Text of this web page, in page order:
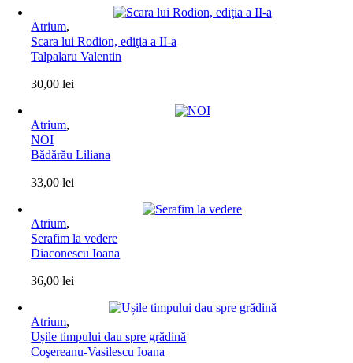
Atrium,
Scara lui Rodion, ediţia a II-a
Talpalaru Valentin
30,00lei
Atrium,
NOI
Bădărău Liliana
33,00lei
Atrium,
Serafim la vedere
Diaconescu Ioana
36,00lei
Atrium,
Ușile timpului dau spre grădină
Coşereanu-Vasilescu Ioana